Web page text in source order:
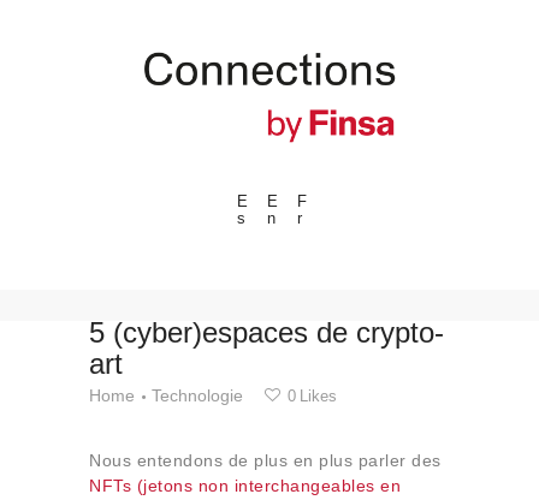
E
s
E
n
F
r
---ENLACES---
Événements
Espaces
Matériels
Connexion avec
5 (cyber)espaces de crypto-
art
Home Technologie 0 Likes
Nous entendons de plus en plus parler des
NFTs (jetons non interchangeables en